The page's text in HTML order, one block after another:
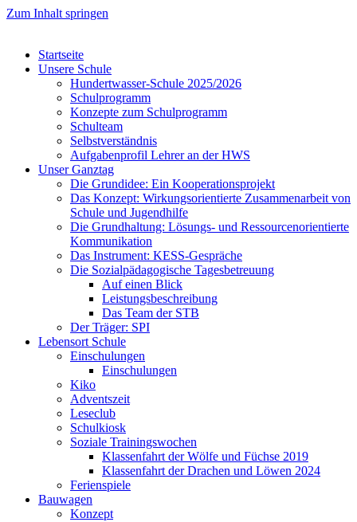
Zum Inhalt springen
Startseite
Unsere Schule
Hundertwasser-Schule 2025/2026
Schulprogramm
Konzepte zum Schulprogramm
Schulteam
Selbst­ver­ständ­nis
Aufgabenprofil Lehrer an der HWS
Unser Ganztag
Die Grundidee: Ein Kooperationsprojekt
Das Konzept: Wirkungsorientierte Zusammenarbeit von
Schule und Jugendhilfe
Die Grundhaltung: Lösungs- und Ressourcenorientierte
Kommunikation
Das Instrument: KESS-Gespräche
Die Sozialpädagogische Tagesbetreuung
Auf einen Blick
Leistungsbeschreibung
Das Team der STB
Der Träger: SPI
Lebensort Schule
Einschulungen
Einschulungen
Kiko
Adventszeit
Leseclub
Schulkiosk
Soziale Trainingswochen
Klassenfahrt der Wölfe und Füchse 2019
Klassenfahrt der Drachen und Löwen 2024
Ferienspiele
Bauwagen
Konzept